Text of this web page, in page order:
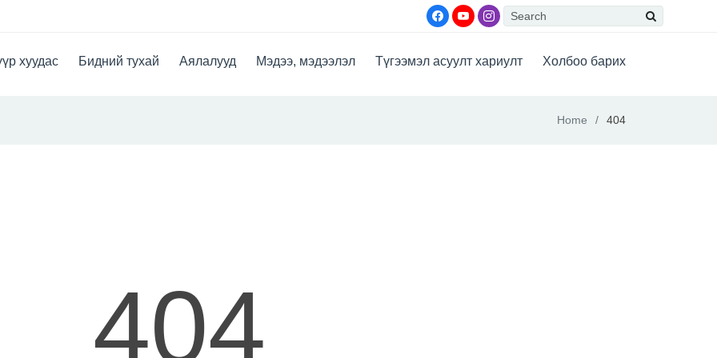
хуудас Бидний тухай Аялалууд Мэдээ, мэдээлэл Түгээмэл асуулт хариулт Холбоо барих
Home 404
404